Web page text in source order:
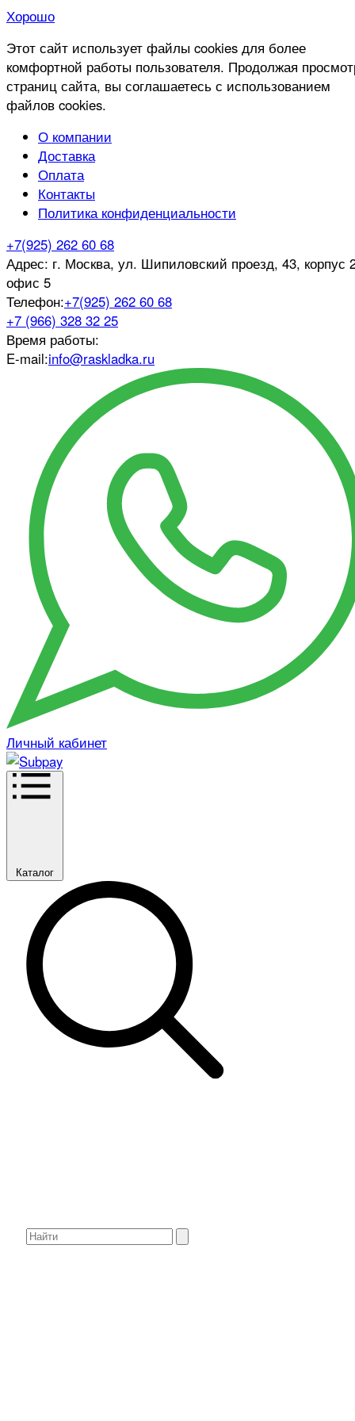
Хорошо
Этот сайт использует файлы cookies для более
комфортной работы пользователя. Продолжая
страниц сайта, вы соглашаетесь с использованием
файлов cookies.
О компании
Доставка
Оплата
Контакты
Политика конфиденциальности
+7(925) 262 60 68
Адрес: г. Москва, ул. Шипиловский проезд, 43, корпус
офис 5
Телефон:+7(925) 262 60 68
+7 (966) 328 32 25
Время работы:
E-mail:info@raskladka.ru
Личный кабинет
Каталог